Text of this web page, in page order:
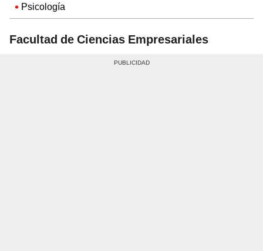
Psicología
Facultad de Ciencias Empresariales